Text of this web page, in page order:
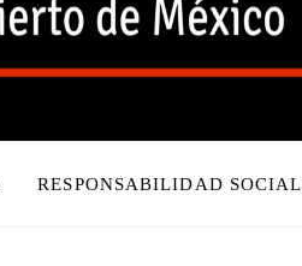
RESPONSABILIDAD SOCIAL